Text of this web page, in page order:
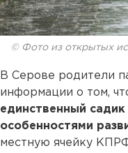
© Фото из открытых
В Серове родители
информации о том,
единственный садик
особенностями
местную ячейку